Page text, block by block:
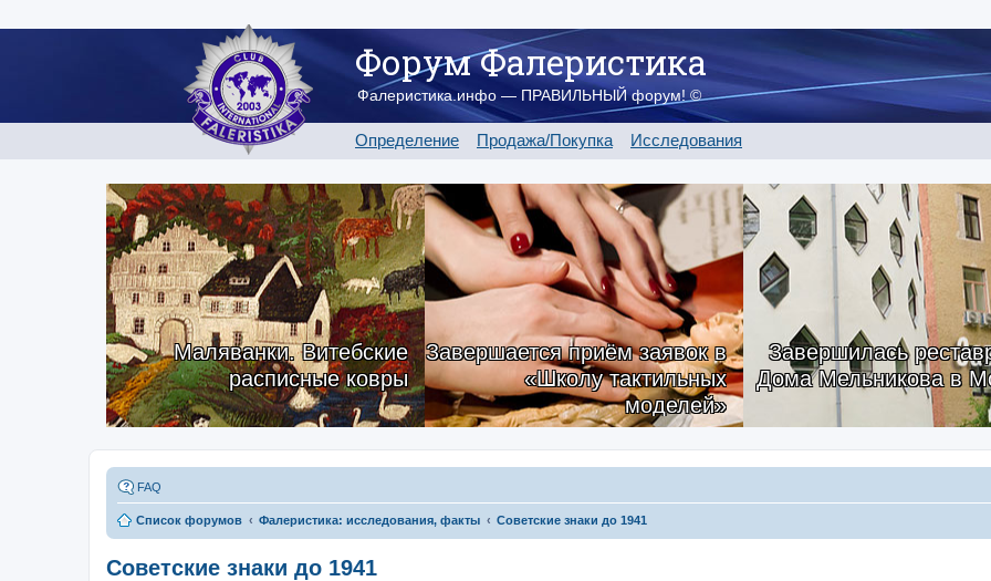
Форум Фалеристика
Фалеристика.инфо — ПРАВИЛЬНЫЙ форум! ©
Определение Продажа/Покупка Исследования
Маляванки. Витебские
расписные ковры
Завершается приём заявок в
«Школу тактильных
моделей»
Завершилась
Дома Мельникова в
FAQ
Список форумов Фалеристика: исследования, факты Советские знаки до 1941
Советские знаки до 1941